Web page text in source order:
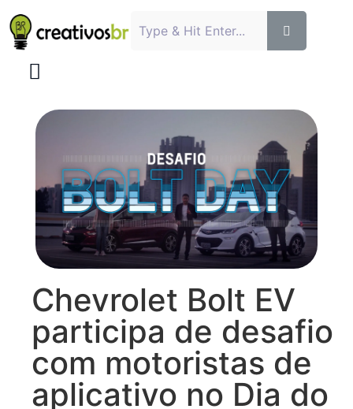
Chevrolet Bolt EV
participa de desafio
com motoristas de
aplicativo no Dia do